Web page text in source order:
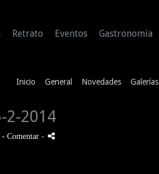
Retrato Eventos Gastronomía
Inicio General Novedades Galerías
2-2014
- Comentar -